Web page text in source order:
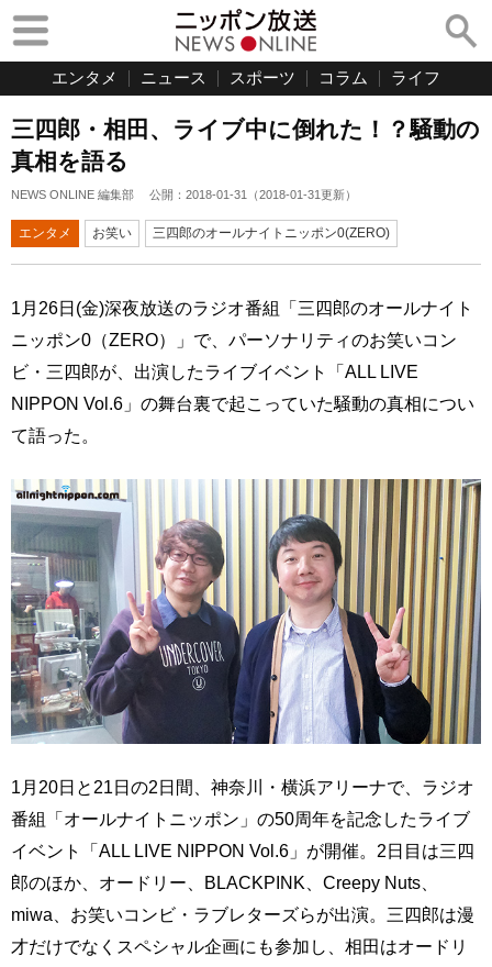
エンタメ ニュース スポーツ コラム ライフ
三四郎・相田、ライブ中に倒れた！？騒動の
真相を語る
NEWS ONLINE 編集部 公開： 2018-01-31 （2018-01-31更新）
エンタメ お笑い 三四郎のオールナイトニッポン0(ZERO)
1月26日(金)深夜放送のラジオ番組「三四郎のオールナイト
ニッポン0（ZERO）」で、パーソナリティのお笑いコン
ビ・三四郎が、出演したライブイベント「ALL LIVE
NIPPON Vol.6」の舞台裏で起こっていた騒動の真相につい
て語った。
1月20日と21日の2日間、神奈川・横浜アリーナで、ラジオ
番組「オールナイトニッポン」の50周年を記念したライブ
イベント「ALL LIVE NIPPON Vol.6」が開催。2日目は三四
郎のほか、オードリー、BLACKPINK、Creepy Nuts、
miwa、お笑いコンビ・ラブレターズらが出演。三四郎は漫
才だけでなくスペシャル企画にも参加し、相田はオードリ